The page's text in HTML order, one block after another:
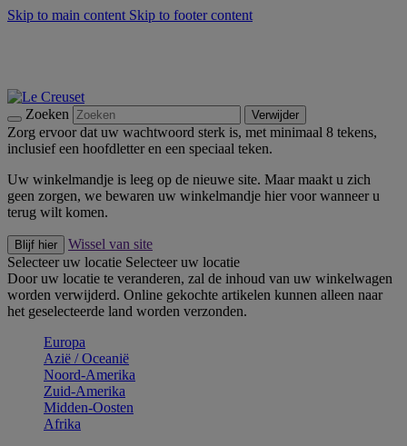
Skip to main content Skip to footer content
Zoeken Verwijder
Zorg ervoor dat uw wachtwoord sterk is, met minimaal 8 tekens,
inclusief een hoofdletter en een speciaal teken.
Uw winkelmandje is leeg op de nieuwe site. Maar maakt u zich
geen zorgen, we bewaren uw winkelmandje hier voor wanneer u
terug wilt komen.
Blijf hier
Wissel van site
Selecteer uw locatie Selecteer uw locatie
Door uw locatie te veranderen, zal de inhoud van uw winkelwagen
worden verwijderd. Online gekochte artikelen kunnen alleen naar
het geselecteerde land worden verzonden.
Europa
Aziё / Oceaniё
Noord-Amerika
Zuid-Amerika
Midden-Oosten
Afrika